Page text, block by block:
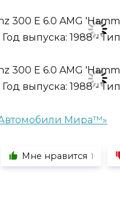
Мира™»
Мне нравится 1